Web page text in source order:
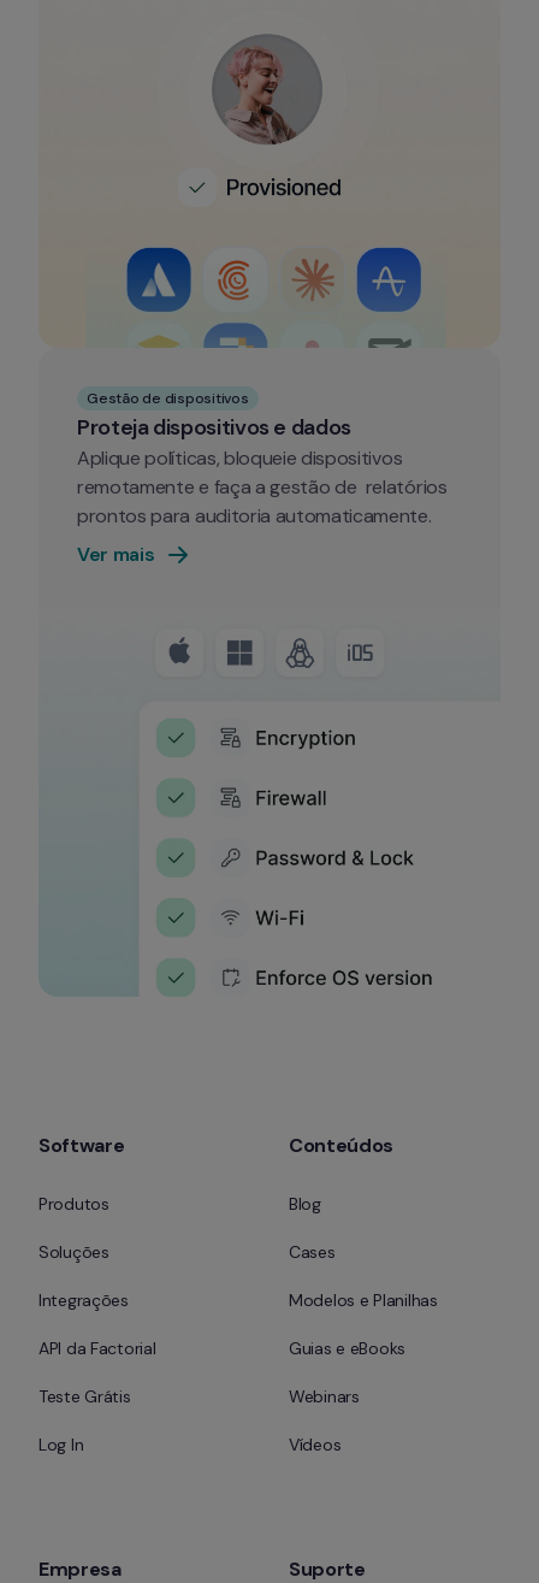
Gestão de dispositivos
Proteja dispositivos e dados
Aplique políticas, bloqueie dispositivos
remotamente e faça a gestão de  relatórios
prontos para auditoria automaticamente.
Ver mais
Software
Produtos
Soluções
Integrações
API da Factorial
Teste Grátis
Log In
Conteúdos
Blog
Cases
Modelos e Planilhas
Guias e eBooks
Webinars
Vídeos
Empresa Suporte